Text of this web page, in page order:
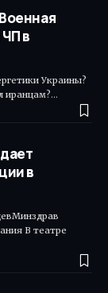
в
Украины?
иранцам?…
в
В театре